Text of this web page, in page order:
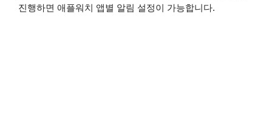
진행하면 애플워치 앱별 알림 설정이 가능합니다.